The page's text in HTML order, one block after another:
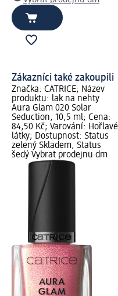
Zákazníci také zakoupili
Značka: CATRICE; Název
produktu: lak na nehty
Aura Glam 020 Solar
Seduction, 10,5 ml; Cena:
84,50 Kč; Varování: Hořlavé
látky; Dostupnost: Status
zelený Skladem, Status
šedý Vybrat prodejnu dm